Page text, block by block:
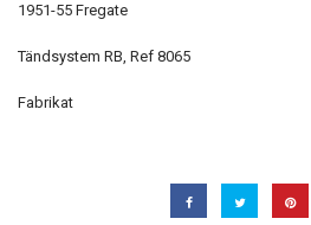
1951-55 Fregate
Tändsystem RB, Ref 8065
Fabrikat